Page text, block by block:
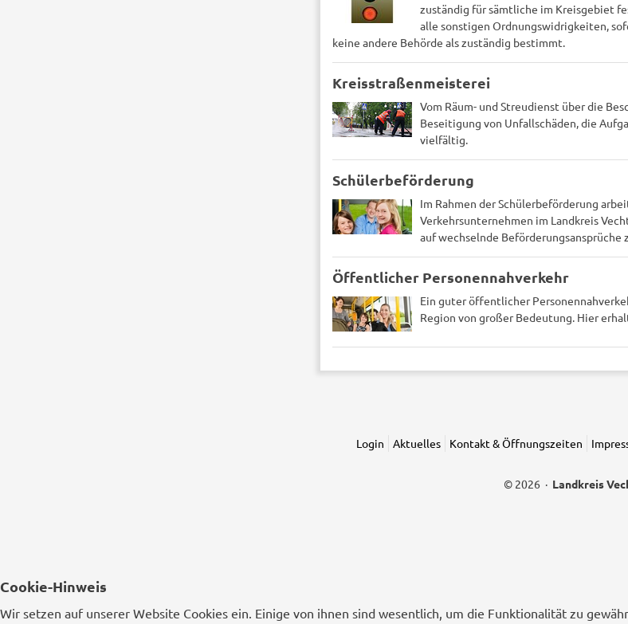
zuständig für sämtliche im Kreisgebiet
alle sonstigen Ordnungswidrigkeiten,
keine andere Behörde als zuständig bestimmt.
Kreisstraßenmeisterei
Vom Räum- und Streudienst über die
Beseitigung von Unfallschäden, die
vielfältig.
Schülerbeförderung
Im Rahmen der Schülerbeförderung
Verkehrsunternehmen im Landkreis
auf wechselnde Beförderungsansprüche
Öffentlicher Personennahverkehr
Ein guter öffentlicher
Region von großer Bedeutung. Hier
Login Aktuelles Kontakt & Öffnungszeiten
© 2026 · Landkreis
Cookie-Hinweis
Wir setzen auf unserer Website Cookies ein. Einige von ihnen sind wesentlich, um die Funktionalität zu